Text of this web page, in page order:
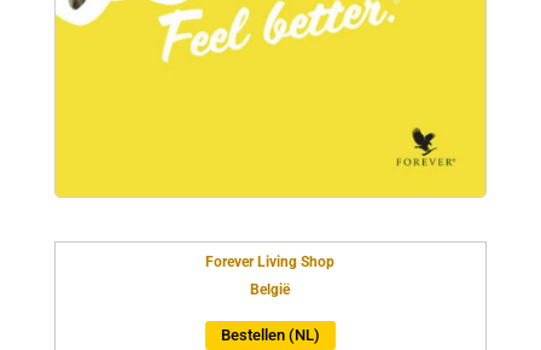
Forever Living Shop
België
Bestellen (NL)